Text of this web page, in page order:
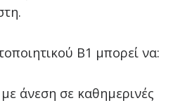
Β1 μπορεί να:
με άνεση σε καθημερινές